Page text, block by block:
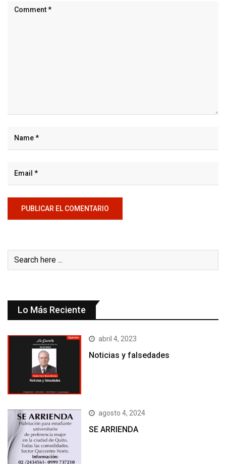
Lo Más Reciente
abril 4, 2023
Noticias y falsedades
agosto 4, 2024
SE ARRIENDA